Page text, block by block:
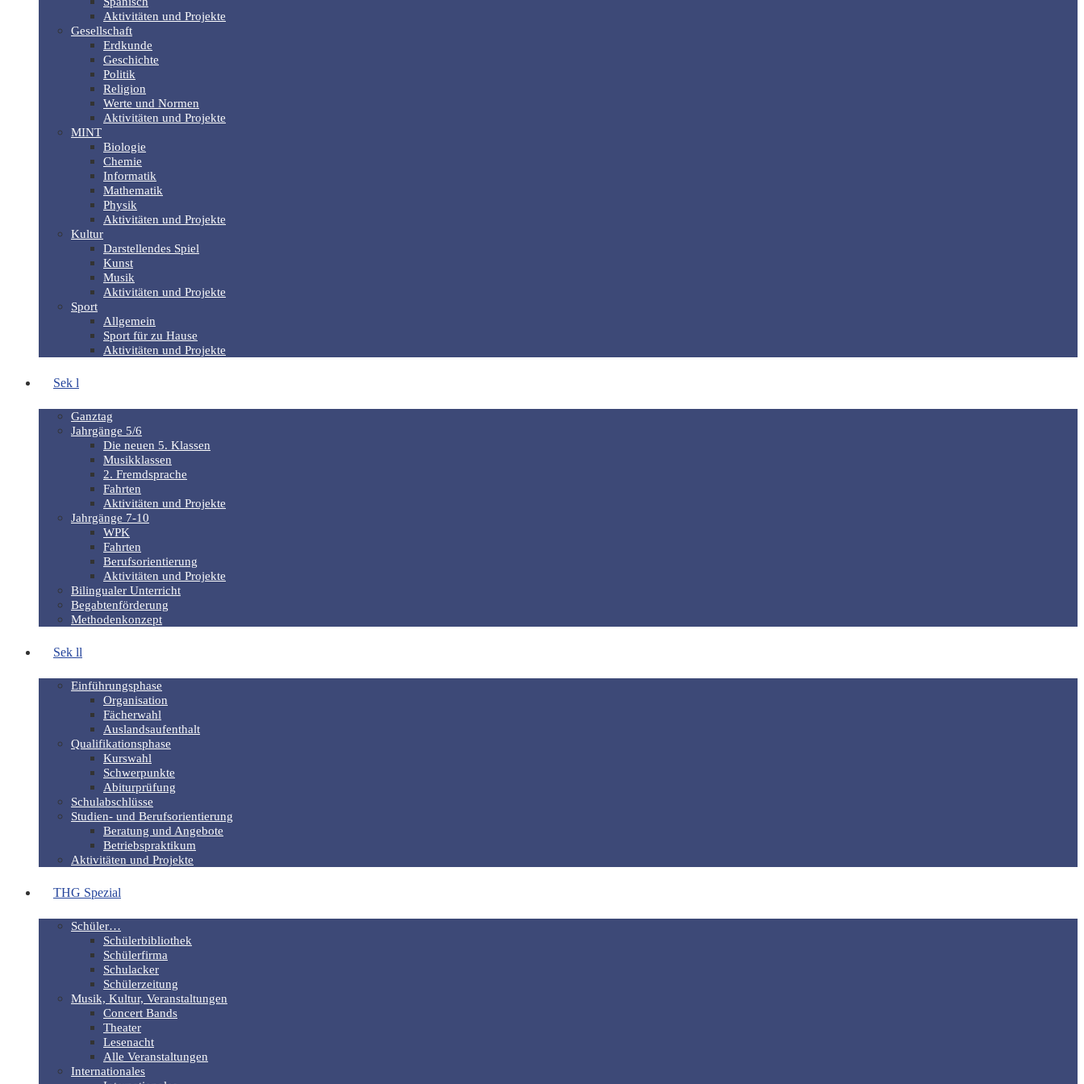
Aktivitäten und Projekte
Gesellschaft
Erdkunde
Geschichte
Politik
Religion
Werte und Normen
Aktivitäten und Projekte
MINT
Biologie
Chemie
Informatik
Mathematik
Physik
Aktivitäten und Projekte
Kultur
Darstellendes Spiel
Kunst
Musik
Aktivitäten und Projekte
Sport
Allgemein
Sport für zu Hause
Aktivitäten und Projekte
Sek l
Ganztag
Jahrgänge 5/6
Die neuen 5. Klassen
Musikklassen
2. Fremdsprache
Fahrten
Aktivitäten und Projekte
Jahrgänge 7-10
WPK
Fahrten
Berufsorientierung
Aktivitäten und Projekte
Bilingualer Unterricht
Begabtenförderung
Methodenkonzept
Sek ll
Einführungsphase
Organisation
Fächerwahl
Auslandsaufenthalt
Qualifikationsphase
Kurswahl
Schwerpunkte
Abiturprüfung
Schulabschlüsse
Studien- und Berufsorientierung
Beratung und Angebote
Betriebspraktikum
Aktivitäten und Projekte
THG Spezial
Schüler…
Schülerbibliothek
Schülerfirma
Schulacker
Schülerzeitung
Musik, Kultur, Veranstaltungen
Concert Bands
Theater
Lesenacht
Alle Veranstaltungen
Internationales